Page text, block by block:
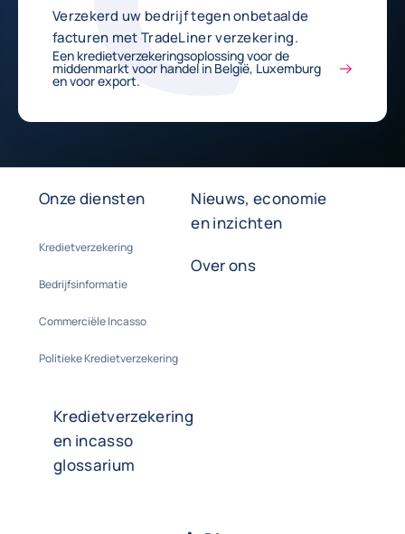
Verzekerd uw bedrijf tegen onbetaalde
facturen met TradeLiner verzekering.
Een kredietverzekeringsoplossing voor de
middenmarkt voor handel in België, Luxemburg
en voor export.
Onze diensten
Kredietverzekering
Bedrijfsinformatie
Commerciële Incasso
Politieke Kredietverzekering
Nieuws, economie
en inzichten
Over ons
Kredietverzekering
en incasso
glossarium